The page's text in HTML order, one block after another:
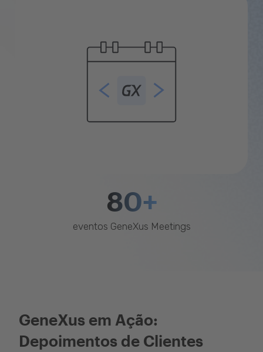
80+
eventos GeneXus Meetings
GeneXus em Ação:
Depoimentos de Clientes